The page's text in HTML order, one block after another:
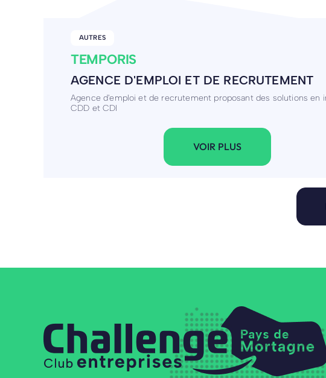
SERVICE / CONSEIL
ACTUAL
AGENCE DE TRAVAIL TEMPORAIRE
Agence de travail temporaire, recrutement, formation et
accompagnement
VOIR PLUS